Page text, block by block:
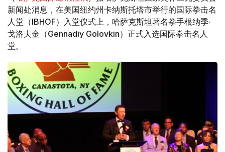
新闻处消息，在美国纽约州卡纳斯托塔市举行的国际拳击名
人堂（IBHOF）入堂仪式上，哈萨克斯坦著名拳手根纳季·
戈洛夫金（Gennadiy Golovkin）正式入选国际拳击名人
堂。